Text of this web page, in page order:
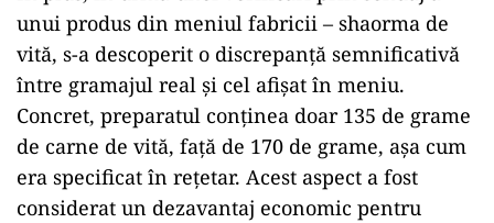
unui produs din meniul fabricii – shaorma de
vită, s-a descoperit o discrepanță semnificativă
între gramajul real și cel afișat în meniu.
Concret, preparatul conținea doar 135 de grame
de carne de vită, față de 170 de grame, așa cum
era specificat în rețetar. Acest aspect a fost
considerat un dezavantaj economic pentru